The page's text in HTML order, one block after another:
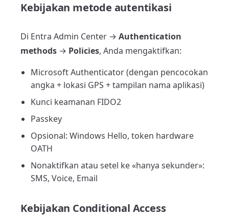
Kebijakan metode autentikasi
Di Entra Admin Center → Authentication
methods → Policies, Anda mengaktifkan:
Microsoft Authenticator (dengan pencocokan
angka + lokasi GPS + tampilan nama aplikasi)
Kunci keamanan FIDO2
Passkey
Opsional: Windows Hello, token hardware
OATH
Nonaktifkan atau setel ke «hanya sekunder»:
SMS, Voice, Email
Kebijakan Conditional Access